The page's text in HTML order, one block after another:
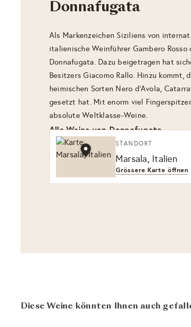
Donnafugata
Als Markenzeichen Siziliens von
italienische Weinführer Gambero
Donnafugata. Dazu beigetragen hat
Besitzers Giacomo Rallo. Hinzu kommt,
heimischen Sorten Nero d’Avola,
gesetzt hat. Mit enorm viel
absolute Weltklasse-Weine.
Alle Weine von Donnafugata
STANDORT
Marsala, Italien
Grössere Karte öffnen
Diese Weine könnten Ihnen auch